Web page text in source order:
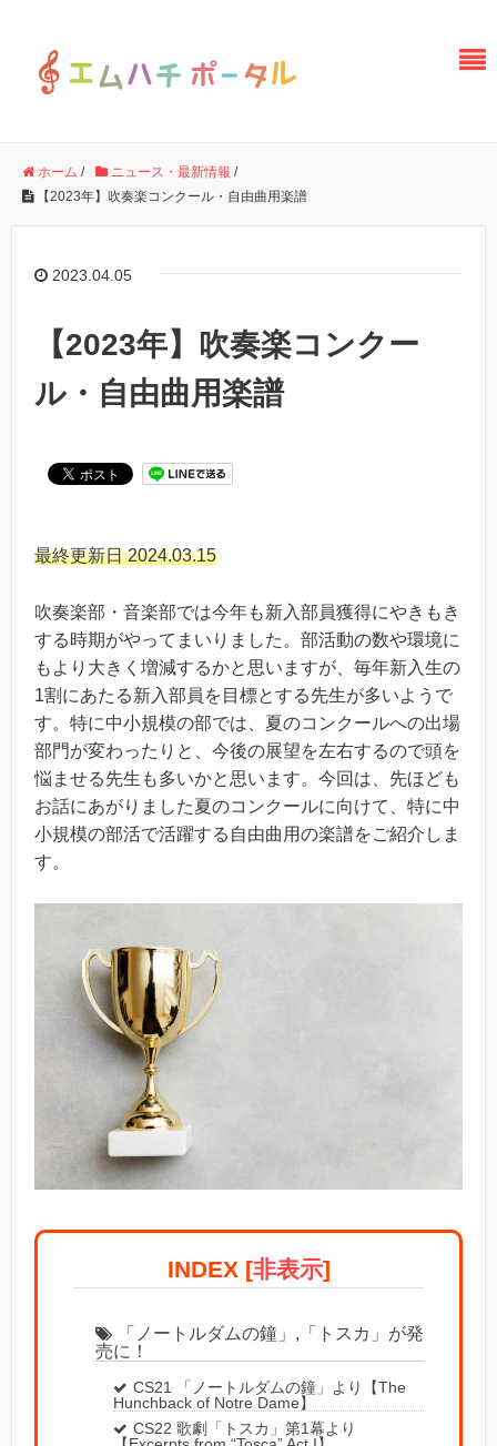
ホーム / ニュース・最新情報 /
【2023年】吹奏楽コンクール・自由曲用楽譜
2023.04.05
【2023年】吹奏楽コンクー
ル・自由曲用楽譜
最終更新日 2024.03.15
吹奏楽部・音楽部では今年も新入部員獲得にやきもき
する時期がやってまいりました。部活動の数や環境に
もより大きく増減するかと思いますが、毎年新入生の
1割にあたる新入部員を目標とする先生が多いようで
す。特に中小規模の部では、夏のコンクールへの出場
部門が変わったりと、今後の展望を左右するので頭を
悩ませる先生も多いかと思います。今回は、先ほども
お話にあがりました夏のコンクールに向けて、特に中
小規模の部活で活躍する自由曲用の楽譜をご紹介しま
す。
INDEX [非表示]
「ノートルダムの鐘」,「トスカ」が発
売に！
CS21 「ノートルダムの鐘」より【The
Hunchback of Notre Dame】
CS22 歌劇「トスカ」第1幕より